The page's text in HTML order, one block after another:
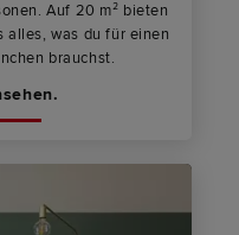
Auf 20 m² bieten
alles, was du für einen
brauchst.